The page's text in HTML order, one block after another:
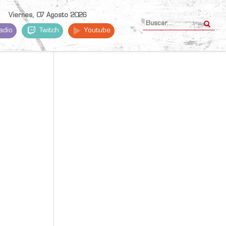
Viernes, 07 Agosto 2026
Twitch Youtube